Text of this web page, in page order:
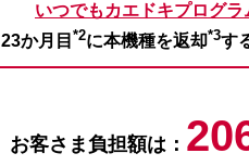
いつでもカエドキプログラ
23か月目 *2に本機種を返却*3す
お客さま負担額は：